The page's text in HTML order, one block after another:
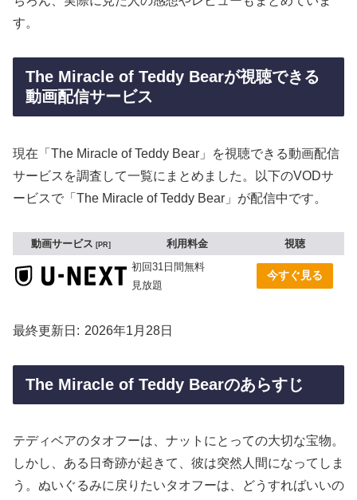
す。
The Miracle of Teddy Bearが視聴できる
動画配信サービス
現在「The Miracle of Teddy Bear」を視聴できる動画配信
サービスを調査して一覧にまとめました。以下のVODサ
ービスで「The Miracle of Teddy Bear」が配信中です。
動画サービス PR 利用料金
視聴
初回31日間無料
見放題
今すぐ見る
最終更新日 2026年1月28日
The Miracle of Teddy Bearのあらすじ
テディベアのタオフーは、ナットにとっての大切な宝物。
しかし、ある日奇跡が起きて、彼は突然人間になってしま
う。ぬいぐるみに戻りたいタオフーは、どうすればいいの